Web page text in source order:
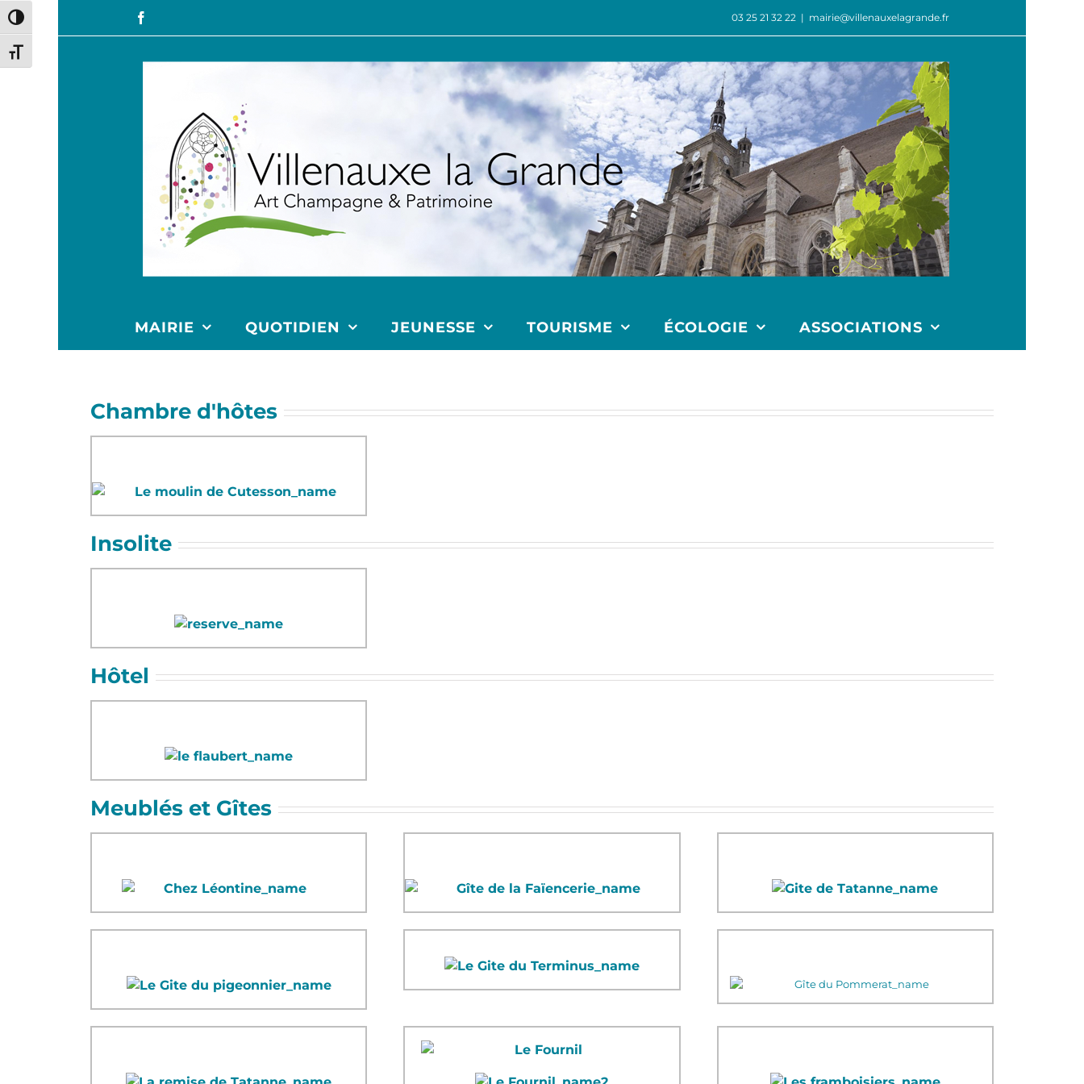
Passer en contraste élevé
Changer la taille de la police
03 25 21 32 22 | mairie@villenauxelagrande.fr
MAIRIE QUOTIDIEN JEUNESSE TOURISME ÉCOLOGIE ASSOCIATIONS
Chambre d'hôtes
Insolite
Hôtel
Meublés et Gîtes